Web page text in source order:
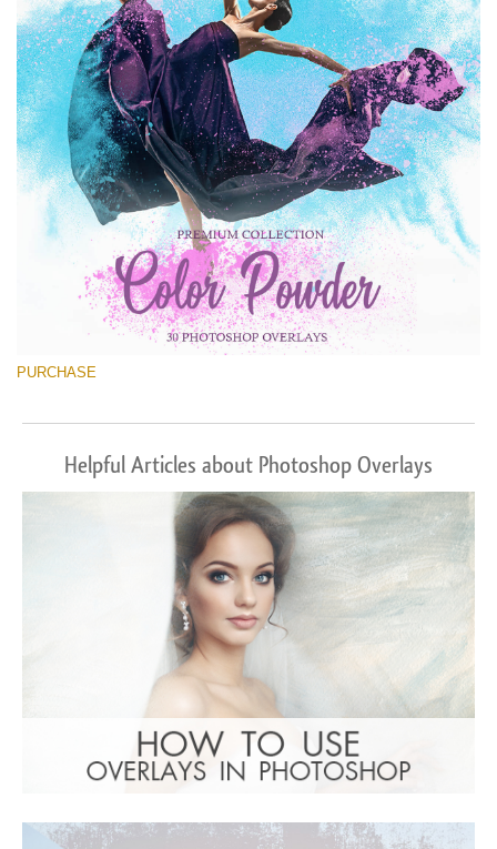
PURCHASE
Helpful Articles about Photoshop Overlays